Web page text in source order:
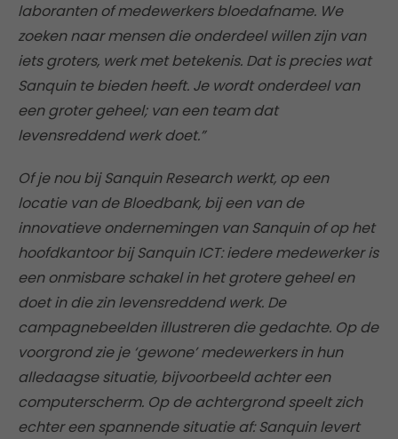
laboranten of medewerkers bloedafname. We
zoeken naar mensen die onderdeel willen zijn van
iets groters, werk met betekenis. Dat is precies wat
Sanquin te bieden heeft. Je wordt onderdeel van
een groter geheel; van een team dat
levensreddend werk doet.”
Of je nou bij Sanquin Research werkt, op een
locatie van de Bloedbank, bij een van de
innovatieve ondernemingen van Sanquin of op het
hoofdkantoor bij Sanquin ICT: iedere medewerker is
een onmisbare schakel in het grotere geheel en
doet in die zin levensreddend werk. De
campagnebeelden illustreren die gedachte. Op de
voorgrond zie je ‘gewone’ medewerkers in hun
alledaagse situatie, bijvoorbeeld achter een
computerscherm. Op de achtergrond speelt zich
echter een spannende situatie af: Sanquin levert